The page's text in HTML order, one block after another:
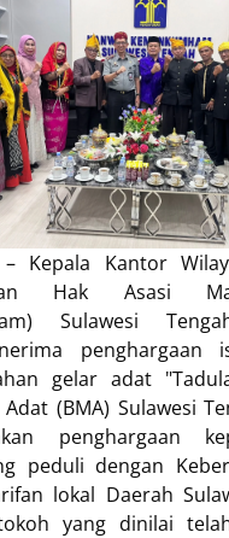
– Kepala Kantor
Hak Asasi
Sulawesi
penghargaan
gelar adat
(BMA) Sulawesi
penghargaan
peduli dengan
lokal Daerah
yang dinilai